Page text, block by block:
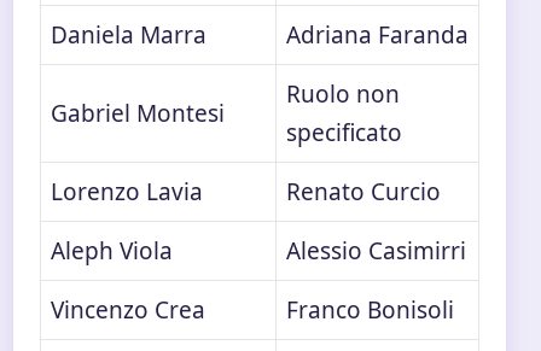
Daniela Marra
Adriana Faranda
Gabriel Montesi
Ruolo non
specificato
Lorenzo Lavia
Renato Curcio
Aleph Viola
Alessio Casimirri
Vincenzo Crea
Franco Bonisoli